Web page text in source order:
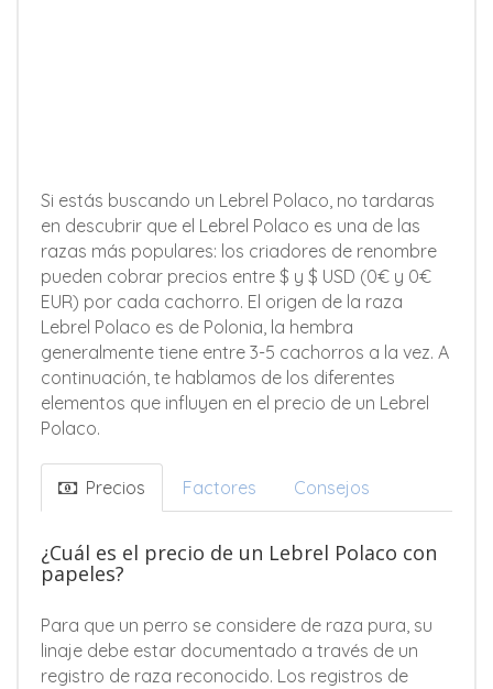
Si estás buscando un Lebrel Polaco, no tardaras
en descubrir que el Lebrel Polaco es una de las
razas más populares: los criadores de renombre
pueden cobrar precios entre $ y $ USD (0€ y 0€
EUR) por cada cachorro. El origen de la raza
Lebrel Polaco es de Polonia, la hembra
generalmente tiene entre 3-5 cachorros a la vez. A
continuación, te hablamos de los diferentes
elementos que influyen en el precio de un Lebrel
Polaco.
Precios Factores Consejos
¿Cuál es el precio de un Lebrel Polaco con
papeles?
Para que un perro se considere de raza pura, su
linaje debe estar documentado a través de un
registro de raza reconocido. Los registros de